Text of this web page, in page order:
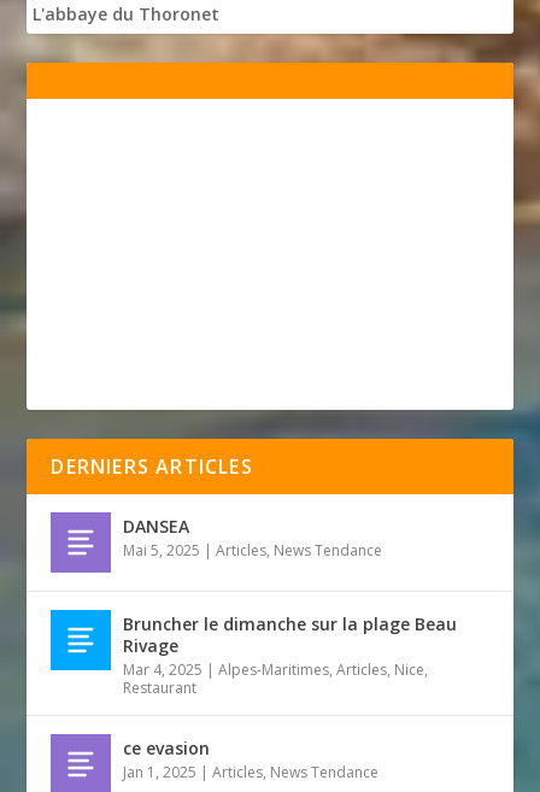
L'abbaye du Thoronet
DERNIERS ARTICLES
DANSEA
Mai 5, 2025 |Articles, News Tendance
Bruncher le dimanche sur la plage Beau
Rivage
Mar 4, 2025 |Alpes-Maritimes,Articles, Nice,
Restaurant
ce evasion
Jan 1, 2025 |Articles, News Tendance